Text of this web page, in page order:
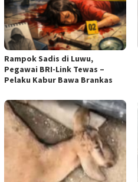
Rampok Sadis di Luwu,
Pegawai BRI-Link Tewas –
Pelaku Kabur Bawa Brankas